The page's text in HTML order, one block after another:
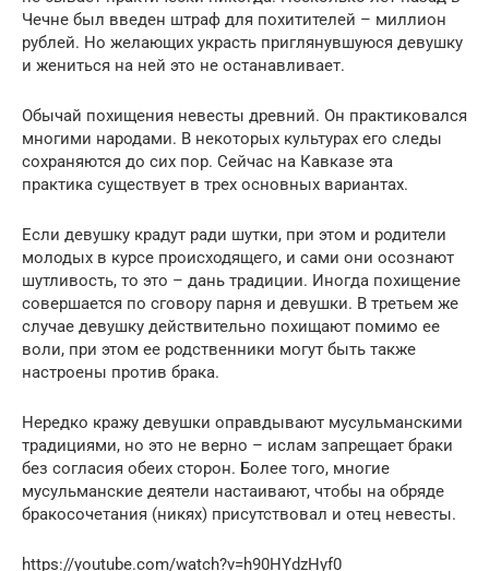
Чечне был введен штраф для похитителей – миллион
рублей. Но желающих украсть приглянувшуюся девушку
и жениться на ней это не останавливает.
Обычай похищения невесты древний. Он практиковался
многими народами. В некоторых культурах его следы
сохраняются до сих пор. Сейчас на Кавказе эта
практика существует в трех основных вариантах.
Если девушку крадут ради шутки, при этом и родители
молодых в курсе происходящего, и сами они осознают
шутливость, то это – дань традиции. Иногда похищение
совершается по сговору парня и девушки. В третьем же
случае девушку действительно похищают помимо ее
воли, при этом ее родственники могут быть также
настроены против брака.
Нередко кражу девушки оправдывают мусульманскими
традициями, но это не верно – ислам запрещает браки
без согласия обеих сторон. Более того, многие
мусульманские деятели настаивают, чтобы на обряде
бракосочетания (никях) присутствовал и отец невесты.
https://youtube.com/watch?v=h90HYdzHyf0